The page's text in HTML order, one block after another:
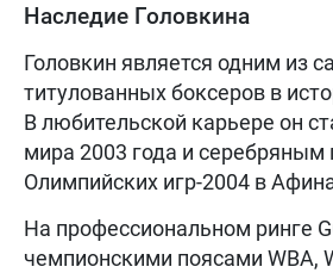
Наследие Головкина
Головкин является одним из
титулованных боксеров в
В любительской карьере он
мира 2003 года и серебряным
Олимпийских игр-2004 в
На профессиональном ринге
чемпионскими поясами WBA,